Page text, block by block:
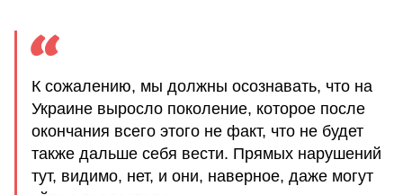
К сожалению, мы должны осознавать, что на
Украине выросло поколение, которое после
окончания всего этого не факт, что не будет
также дальше себя вести. Прямых нарушений
тут, видимо, нет, и они, наверное, даже могут